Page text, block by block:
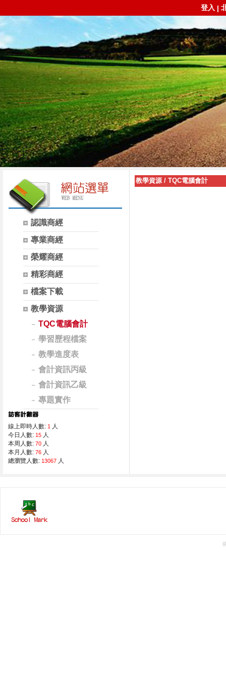
登入 |
認識商經
專業商經
榮耀商經
精彩商經
檔案下載
教學資源
TQC電腦會計
學習歷程檔案
教學進度表
會計資訊丙級
會計資訊乙級
專題實作
線上即時人數: 1 人
今日人數: 15 人
本周人數: 70 人
本月人數: 76 人
總瀏覽人數: 13067 人
教學資源/ TQC電腦會計